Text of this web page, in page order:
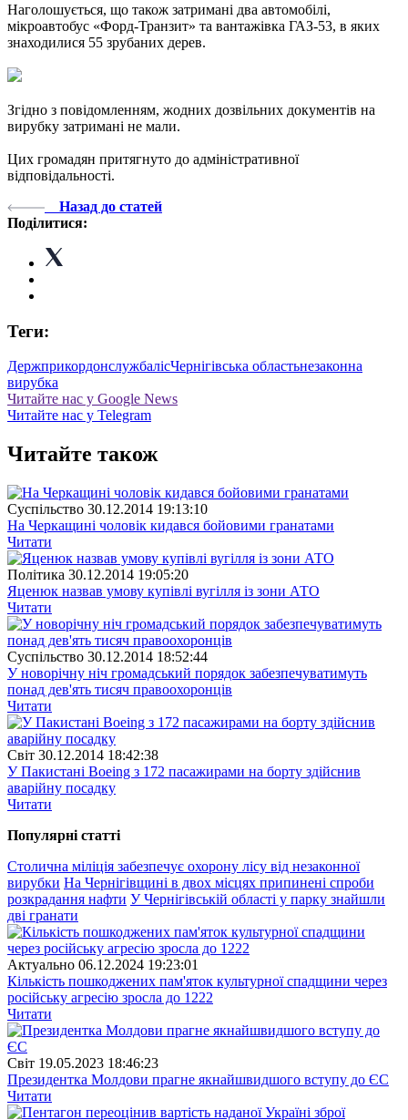
Наголошується, що також затримані два автомобілі,
мікроавтобус «Форд-Транзит» та вантажівка ГАЗ-53, в яких
знаходилися 55 зрубаних дерев.
Згідно з повідомленням, жодних дозвільних документів на
вирубку затримані не мали.
Цих громадян притягнуто до адміністративної
відповідальності.
Назад до статей
Поділитися:
Теги:
ДержприкордонслужбалісЧернігівська областьнезаконна
вирубка
Читайте нас у Google News
Читайте нас у Telegram
Читайте також
Суспiльство 30.12.2014 19:13:10
На Черкащині чоловік кидався бойовими гранатами
Читати
Полiтика 30.12.2014 19:05:20
Яценюк назвав умову купівлі вугілля із зони АТО
Читати
Суспiльство 30.12.2014 18:52:44
У новорічну ніч громадський порядок забезпечуватимуть
понад дев'ять тисяч правоохоронців
Читати
Свiт 30.12.2014 18:42:38
У Пакистані Boeing з 172 пасажирами на борту здійснив
аварійну посадку
Читати
Популярнi статтi
Столична міліція забезпечує охорону лісу від незаконної
вирубки На Чернігівщині в двох місцях припинені спроби
розкрадання нафти У Чернігівській області у парку знайшли
дві гранати
Актуально 06.12.2024 19:23:01
Кількість пошкоджених пам'яток культурної спадщини через
російську агресію зросла до 1222
Читати
Свiт 19.05.2023 18:46:23
Президентка Молдови прагне якнайшвидшого вступу до ЄС
Читати